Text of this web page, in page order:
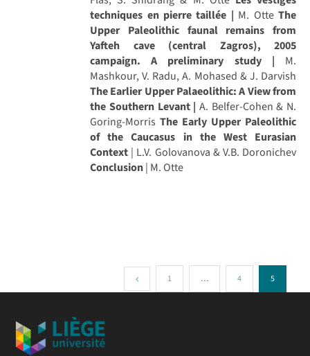
techniques en pierre taillée | M. Otte The
Upper Paleolithic faunal remains from
Yafteh cave (central Zagros), 2005
campaign. A preliminary study | M.
Mashkour, V. Radu, A. Mohased & J. Darvish
The Earlier Upper Palaeolithic: A View from
the Southern Levant | A. Belfer-Cohen & N.
Goring-MorrisThe Early Upper Paleolithic
of the Caucasus in the West Eurasian
Context | L.V. Golovanova & V.B. Doronichev
Conclusion| M. Otte
1 … 4 5